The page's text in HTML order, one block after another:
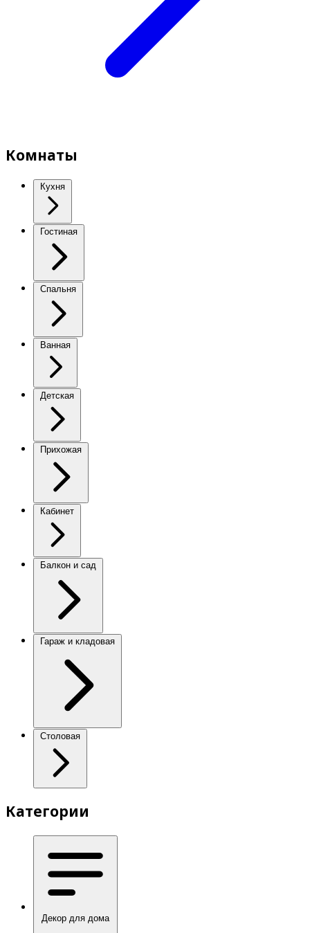
Комнаты
Кухня
Гостиная
Спальня
Ванная
Детская
Прихожая
Кабинет
Балкон и сад
Гараж и кладовая
Столовая
Категории
Декор для дома